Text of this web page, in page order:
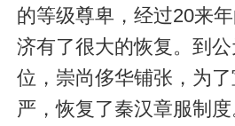
的等级尊卑，经过20来
济有了很大的恢复。到
位，崇尚侈华铺张，为
严，恢复了秦汉章服制度